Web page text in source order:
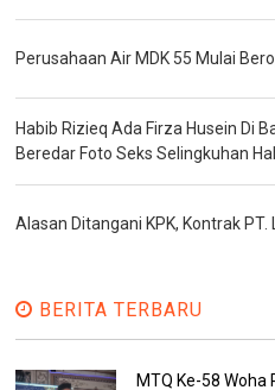
Perusahaan Air MDK 55 Mulai
Habib Rizieq Ada Firza Husein Di
Beredar Foto Seks Selingkuhan
Alasan Ditangani KPK, Kontrak PT.
BERITA TERBARU
MTQ Ke-58 Woha